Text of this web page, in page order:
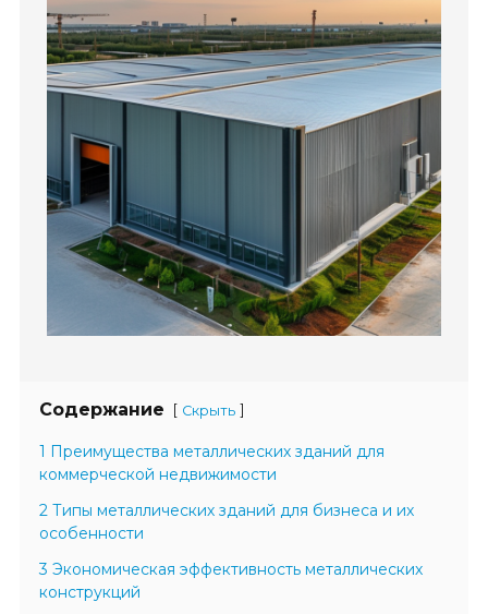
Содержание [ Скрыть ]
1 Преимущества металлических зданий для
коммерческой недвижимости
2 Типы металлических зданий для бизнеса и их
особенности
3 Экономическая эффективность металлических
конструкций